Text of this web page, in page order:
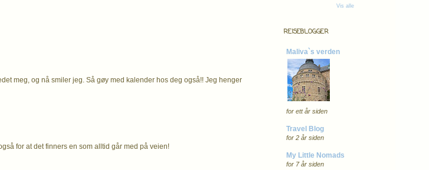
meg, og nå smiler jeg. Så gøy med kalender hos deg også!! Jeg henger
for at det finners en som alltid går med på veien!
Vis alle
REISEBLOGGER
Maliva`s verden
for ett år siden
Travel Blog
for 2 år siden
My Little Nomads
for 7 år siden